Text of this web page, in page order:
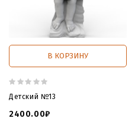
В КОРЗИНУ
Детский №13
2400.00₽